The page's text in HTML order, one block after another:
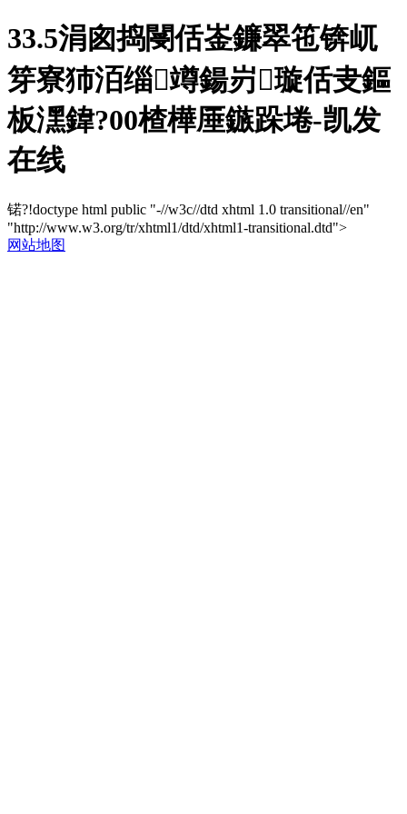
33.5涓囪捣閿佸崟鐮翠竾锛屼
笌寮犻洦缁竴鍚岃璇佸叏鏂
板潶鍏?00楂樺厜鏃跺埢-凯发
在线
锘?!doctype html public "-//w3c//dtd xhtml 1.0 transitional//en"
"http://www.w3.org/tr/xhtml1/dtd/xhtml1-transitional.dtd">
网站地图